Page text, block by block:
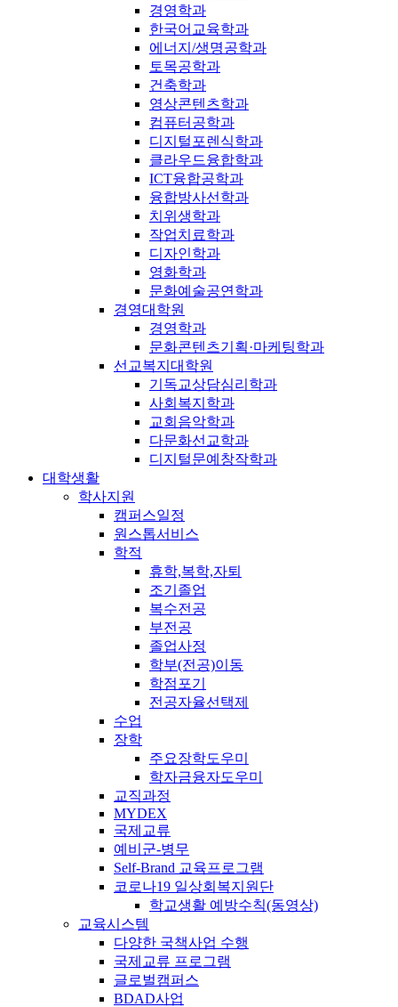
경영학과
한국어교육학과
에너지/생명공학과
토목공학과
건축학과
영상콘텐츠학과
컴퓨터공학과
디지털포렌식학과
클라우드융합학과
ICT융합공학과
융합방사선학과
치위생학과
작업치료학과
디자인학과
영화학과
문화예술공연학과
경영대학원
경영학과
문화콘텐츠기획·마케팅학과
선교복지대학원
기독교상담심리학과
사회복지학과
교회음악학과
다문화선교학과
디지털문예창작학과
대학생활
학사지원
캠퍼스일정
원스톱서비스
학적
휴학,복학,자퇴
조기졸업
복수전공
부전공
졸업사정
학부(전공)이동
학점포기
전공자율선택제
수업
장학
주요장학도우미
학자금융자도우미
교직과정
MYDEX
국제교류
예비군-병무
Self-Brand 교육프로그램
코로나19 일상회복지원단
학교생활 예방수칙(동영상)
교육시스템
다양한 국책사업 수행
국제교류 프로그램
글로벌캠퍼스
BDAD사업